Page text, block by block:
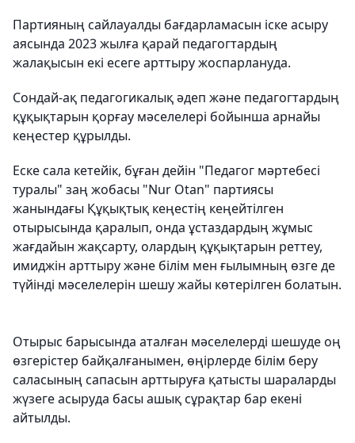
Партияның сайлауалды бағдарламасын іске асыру
аясында 2023 жылға қарай педагогтардың
жалақысын екі есеге арттыру жоспарлануда.
Сондай-ақ педагогикалық әдеп және педагогтардың
құқықтарын қорғау мәселелері бойынша арнайы
кеңестер құрылды.
Еске сала кетейік, бұған дейін "Педагог мәртебесі
туралы" заң жобасы "Nur Otan" партиясы
жанындағы Құқықтық кеңестің кеңейтілген
отырысында қаралып, онда ұстаздардың жұмыс
жағдайын жақсарту, олардың құқықтарын реттеу,
имиджін арттыру және білім мен ғылымның өзге де
түйінді мәселелерін шешу жайы көтерілген болатын.
Отырыс барысында аталған мәселелерді шешуде оң
өзгерістер байқалғанымен, өңірлерде білім беру
саласының сапасын арттыруға қатысты шараларды
жүзеге асыруда басы ашық сұрақтар бар екені
айтылды.